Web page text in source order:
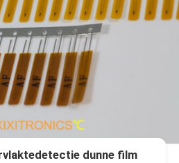
dunne film